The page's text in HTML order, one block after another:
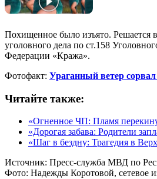
Похищенное было изъято. Решается
уголовного дела по ст.158
Федерации «Кража».
Фотофакт: Ураганный ветер
Читайте также:
«Огненное ЧП: Пламя
«Дорогая забава: Родители
«Шаг в бездну: Трагедия в
Источник: Пресс-служба МВД по
Фото: Надежды Коротовой, сетевое